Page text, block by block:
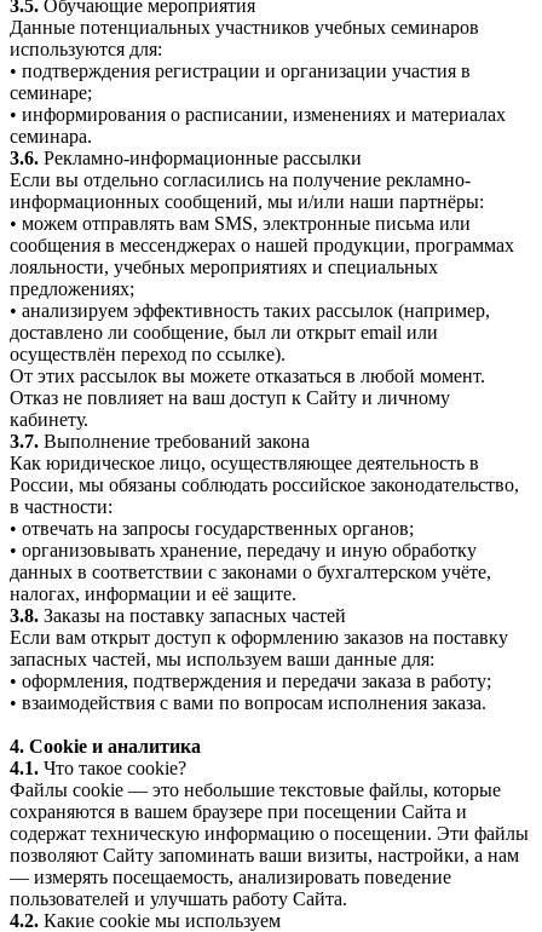
3.5. Обучающие мероприятия
Данные потенциальных участников учебных семинаров
используются для:
• подтверждения регистрации и организации участия в
семинаре;
• информирования о расписании, изменениях и материалах
семинара.
3.6. Рекламно-информационные рассылки
Если вы отдельно согласились на получение рекламно-
информационных сообщений, мы и/или наши партнёры:
• можем отправлять вам SMS, электронные письма или
сообщения в мессенджерах о нашей продукции, программах
лояльности, учебных мероприятиях и специальных
предложениях;
• анализируем эффективность таких рассылок (например,
доставлено ли сообщение, был ли открыт email или
осуществлён переход по ссылке).
От этих рассылок вы можете отказаться в любой момент.
Отказ не повлияет на ваш доступ к Сайту и личному
кабинету.
3.7. Выполнение требований закона
Как юридическое лицо, осуществляющее деятельность в
России, мы обязаны соблюдать российское законодательство,
в частности:
• отвечать на запросы государственных органов;
• организовывать хранение, передачу и иную обработку
данных в соответствии с законами о бухгалтерском учёте,
налогах, информации и её защите.
3.8. Заказы на поставку запасных частей
Если вам открыт доступ к оформлению заказов на поставку
запасных частей, мы используем ваши данные для:
• оформления, подтверждения и передачи заказа в работу;
• взаимодействия с вами по вопросам исполнения заказа.
4. Cookie и аналитика
4.1. Что такое cookie?
Файлы cookie — это небольшие текстовые файлы, которые
сохраняются в вашем браузере при посещении Сайта и
содержат техническую информацию о посещении. Эти файлы
позволяют Сайту запоминать ваши визиты, настройки, а нам
— измерять посещаемость, анализировать поведение
пользователей и улучшать работу Сайта.
4.2. Какие cookie мы используем